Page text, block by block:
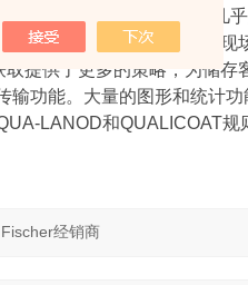
和FMP40 机型可以测量几
系统中的入门级机型，是现
提供了更多的策略，为储
输功能。大量的图形和统计
LANOD和QUALICOAT规